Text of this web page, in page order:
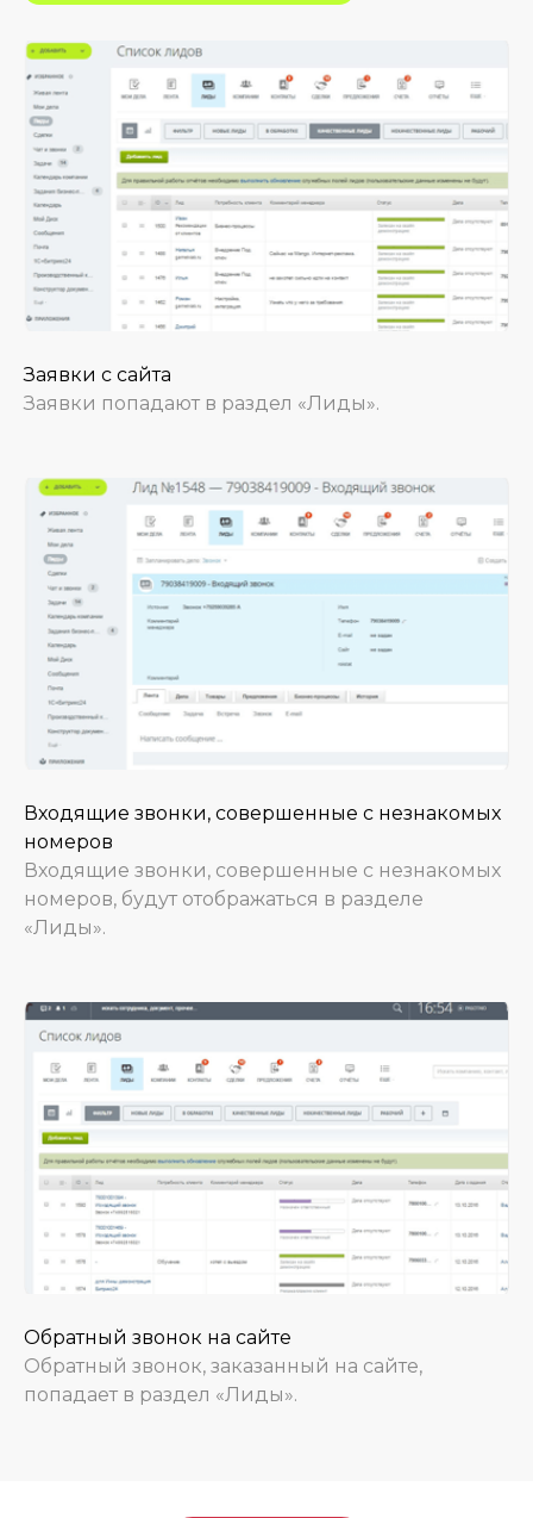
Заявки с сайта
Заявки попадают в раздел «Лиды».
Входящие звонки, совершенные с незнакомых
номеров
Входящие звонки, совершенные с незнакомых
номеров, будут отображаться в разделе
«Лиды».
Обратный звонок на сайте
Обратный звонок, заказанный на сайте,
попадает в раздел «Лиды».